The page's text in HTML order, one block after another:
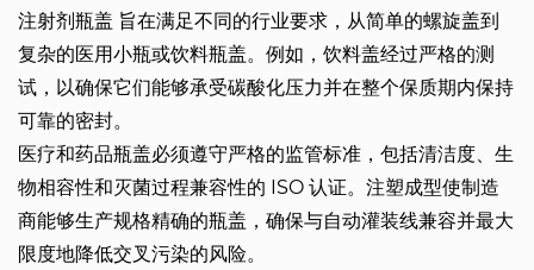
注射剂瓶盖 旨在满足不同的行业要求，从简单的螺旋盖到
复杂的医用小瓶或饮料瓶盖。例如，饮料盖经过严格的测
试，以确保它们能够承受碳酸化压力并在整个保质期内保持
可靠的密封。
医疗和药品瓶盖必须遵守严格的监管标准，包括清洁度、生
物相容性和灭菌过程兼容性的 ISO 认证。注塑成型使制造
商能够生产规格精确的瓶盖，确保与自动灌装线兼容并最大
限度地降低交叉污染的风险。